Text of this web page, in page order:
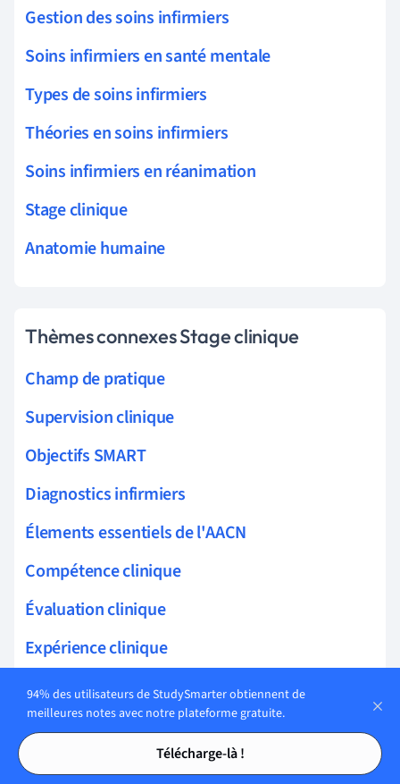
Tables des matières
Tables des matières
Gestion des soins infirmiers
Soins infirmiers en santé mentale
Types de soins infirmiers
Théories en soins infirmiers
Soins infirmiers en réanimation
Stage clinique
Anatomie humaine
Thèmes connexes Stage clinique
Champ de pratique
Supervision clinique
Objectifs SMART
Diagnostics infirmiers
Élements essentiels de l'AACN
Compétence clinique
Évaluation clinique
Expérience clinique
Exposition Clinique
Évaluation des compétences cliniques
Système de santé en Inde
94% des utilisateurs de StudySmarter obtiennent de
meilleures notes avec notre plateforme gratuite.
Télécharge-là !